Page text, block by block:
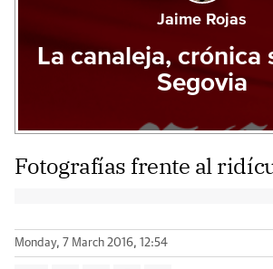
Jaime Rojas
La canaleja, crónica
Segovia
Fotografías frente al
Monday, 7 March 2016, 12:54